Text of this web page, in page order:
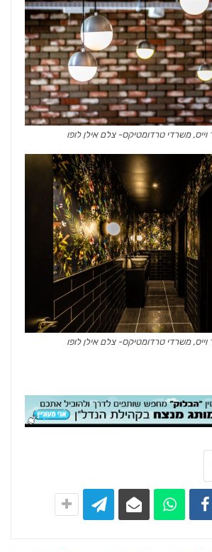
וייס, משרדי טרדומטיקס- צלם אילן לופו
וייס, משרדי טרדומטיקס- צלם אילן לופו